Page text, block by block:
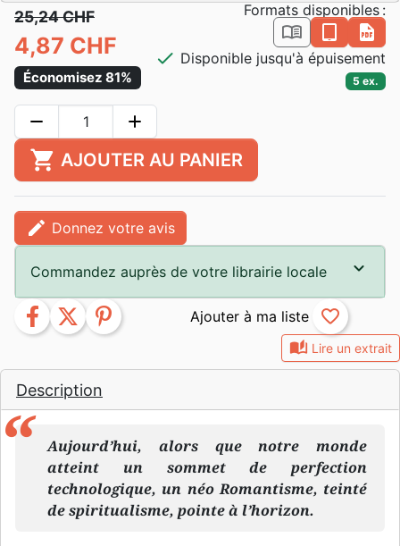
auto_stories Lire un extrait
Description
Aujourd’hui, alors que notre monde
atteint un sommet de perfection
technologique, un néo Romantisme, teinté
de spiritualisme, pointe à l’horizon.
25,24 CHF
4,87 CHF
Économisez 81%
Formats disponibles :
book_open epub
pdf
check Disponible jusqu'à épuisement
5 ex.
remove add
shopping_cart AJOUTER AU PANIER
edit Donnez votre avis
Commandez auprès de votre librairie locale
facebook twitter pinterest favorite_border